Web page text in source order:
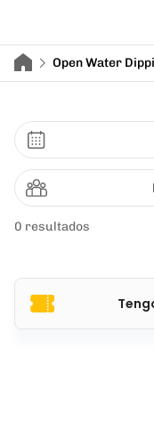
Open Water
0 resultados